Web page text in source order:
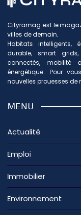
Cityramag est le
villes de demain.
Habitats intelligents,
durable, smart
connectés, mobilité
énergétique… Pour
nouvelles prouesses de
MENU
Actualité
Emploi
Immobilier
Environnement